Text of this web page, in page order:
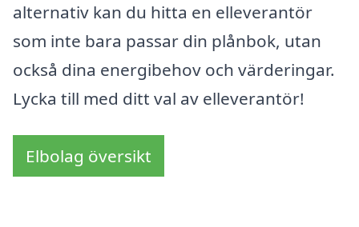
alternativ kan du hitta en elleverantör
som inte bara passar din plånbok, utan
också dina energibehov och värderingar.
Lycka till med ditt val av elleverantör!
Elbolag översikt